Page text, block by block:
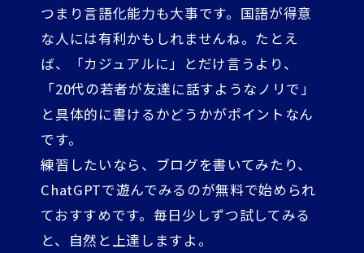
つまり言語化能力も大事です。国語が得意
な人には有利かもしれませんね。たとえ
ば、「カジュアルに」とだけ言うより、
「20代の若者が友達に話すようなノリで」
と具体的に書けるかどうかがポイントなん
です。
練習したいなら、ブログを書いてみたり、
ChatGPTで遊んでみるのが無料で始められ
ておすすめです。毎日少しずつ試してみる
と、自然と上達しますよ。